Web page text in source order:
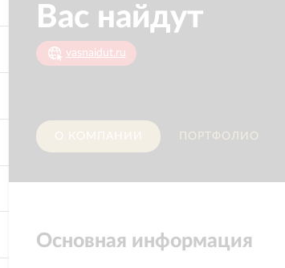
Вас найдут
vasnaidut.ru
О КОМПАНИИ ПОРТФОЛИО
Основная информация